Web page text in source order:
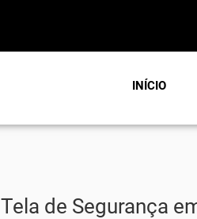
INÍCIO
Tela de Segurança